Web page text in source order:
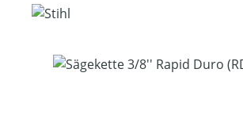
Bildergalerie überspringen